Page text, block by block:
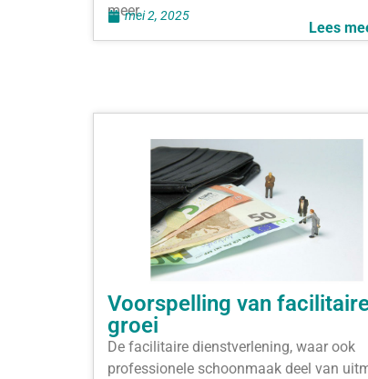
meer
Lees
mei 2, 2025
Voorspelling van
groei
De facilitaire dienstverlening, waar ook
professionele schoonmaak deel van